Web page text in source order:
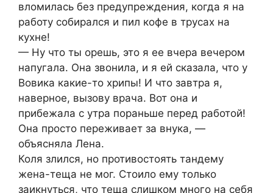
вломилась без предупреждения, когда я на
работу собирался и пил кофе в трусах на
кухне!
— Ну что ты орешь, это я ее вчера вечером
напугала. Она звонила, и я ей сказала, что у
Вовика какие-то хрипы! И что завтра я,
наверное, вызову врача. Вот она и
прибежала с утра пораньше перед работой!
Она просто переживает за внука, —
объясняла Лена.
Коля злился, но противостоять тандему
жена-теща не мог. Стоило ему только
заикнуться, что теща слишком много на себя